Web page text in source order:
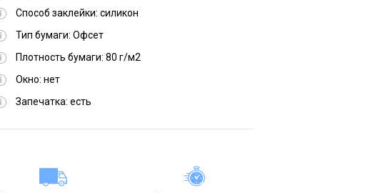
Способ заклейки: силикон
Тип бумаги: Офсет
Плотность бумаги: 80 г/м2
Окно: нет
Запечатка: есть